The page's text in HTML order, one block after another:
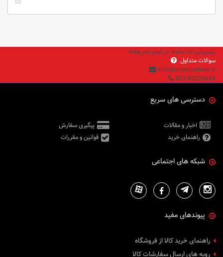
پشتیبانی 24 ساعته در تمام ایام هفته
سوالات متداول
info@projectorman.ir
021-88226624
دسترسی های سریع
اخبار و مقالات
پیگیری سفارش
راهنمای خرید
قوانین و مقررات
شبکه های اجتماعی
پیوندهای مفید
راهنمای خرید کالا از فروشگاه
رویه های ارسال سفارشات کالا